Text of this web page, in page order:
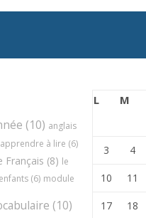
(10) anglais
apprendre à lire (6)
Français (8) le
(6) module
(10)
L M
3 4
10 11
17 18